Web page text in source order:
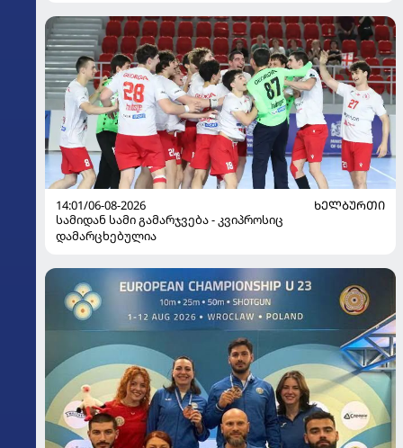
14:01/06-08-2026
ᲮᲔᲚᲑᲣᲠᲗᲘ
სამიდან სამი გამარჯვება - კვიპროსიც
დამარცხებულია